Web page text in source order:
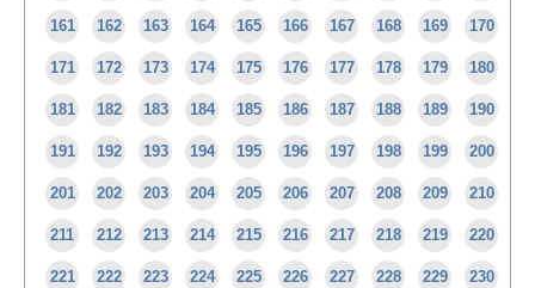
161 162 163 164 165 166 167 168 169 170
171 172 173 174 175 176 177 178 179 180
181 182 183 184 185 186 187 188 189 190
191 192 193 194 195 196 197 198 199 200
201 202 203 204 205 206 207 208 209 210
211 212 213 214 215 216 217 218 219 220
221 222 223 224 225 226 227 228 229 230